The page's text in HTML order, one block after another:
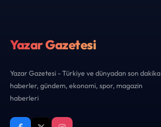
Yazar Gazetesi
Yazar Gazetesi - Türkiye ve dünyadan son dakika
haberler, gündem, ekonomi, spor, magazin
haberleri